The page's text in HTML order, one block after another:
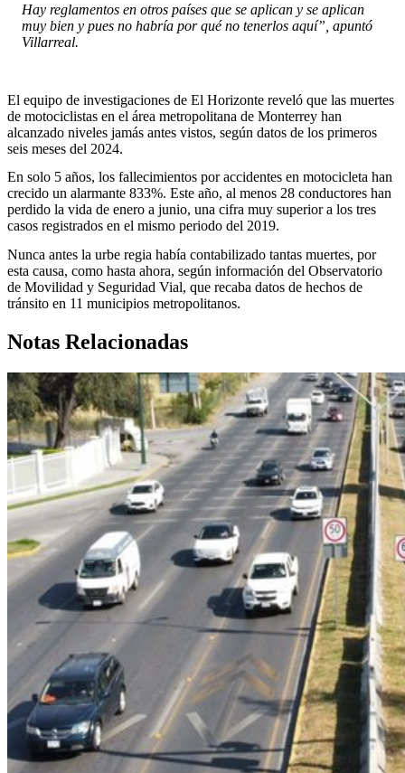
Hay reglamentos en otros países que se aplican y se aplican
muy bien y pues no habría por qué no tenerlos aquí”, apuntó
Villarreal.
El equipo de investigaciones de El Horizonte reveló que las muertes
de motociclistas en el área metropolitana de Monterrey han
alcanzado niveles jamás antes vistos, según datos de los primeros
seis meses del 2024.
En solo 5 años, los fallecimientos por accidentes en motocicleta han
crecido un alarmante 833%. Este año, al menos 28 conductores han
perdido la vida de enero a junio, una cifra muy superior a los tres
casos registrados en el mismo periodo del 2019.
Nunca antes la urbe regia había contabilizado tantas muertes, por
esta causa, como hasta ahora, según información del Observatorio
de Movilidad y Seguridad Vial, que recaba datos de hechos de
tránsito en 11 municipios metropolitanos.
Notas Relacionadas